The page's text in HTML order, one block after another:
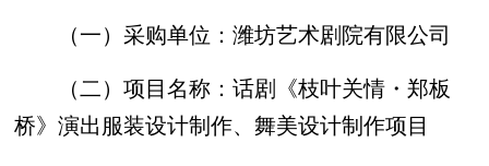
（一）采购单位：潍坊艺术剧院有限公司
（二）项目名称：话剧《枝叶关情・郑板
桥》演出服装设计制作、舞美设计制作项目